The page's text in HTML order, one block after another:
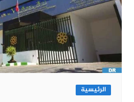
الرئيسية